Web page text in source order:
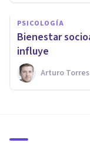
PSICOLOGÍA
Bienestar
influye
Arturo Torres